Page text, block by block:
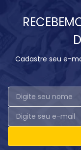
Cadastre seu e-